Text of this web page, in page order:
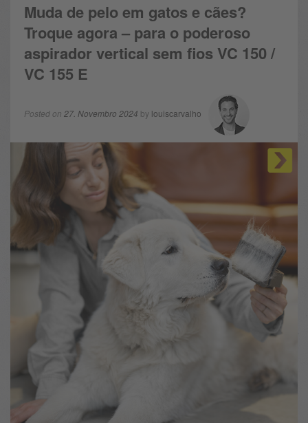
Muda de pelo em gatos e cães?
Troque agora – para o poderoso
aspirador vertical sem fios VC 150 /
VC 155 E
Posted on 27. Novembro 2024 by louiscarvalho